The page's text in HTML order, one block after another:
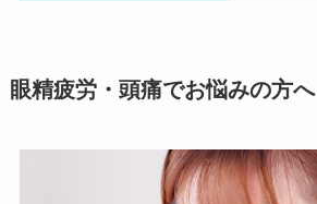
眼精疲労・頭痛でお悩みの方へ